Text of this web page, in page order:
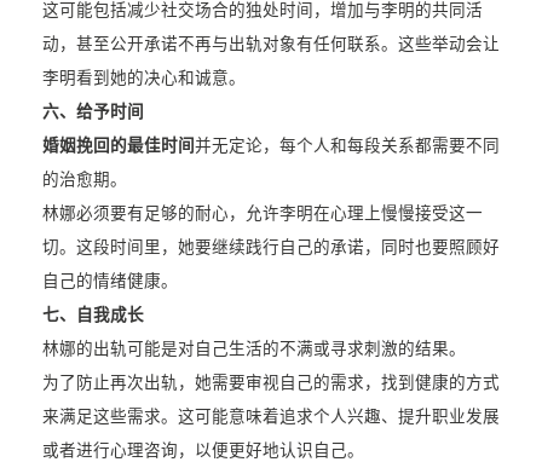
这可能包括减少社交场合的独处时间，增加与李明的共同活
动，甚至公开承诺不再与出轨对象有任何联系。这些举动会让
李明看到她的决心和诚意。
六、给予时间
婚姻挽回的最佳时间 并无定论，每个人和每段关系都需要不同
的治愈期。
林娜必须要有足够的耐心，允许李明在心理上慢慢接受这一
切。这段时间里，她要继续践行自己的承诺，同时也要照顾好
自己的情绪健康。
七、自我成长
林娜的出轨可能是对自己生活的不满或寻求刺激的结果。
为了防止再次出轨，她需要审视自己的需求，找到健康的方式
来满足这些需求。这可能意味着追求个人兴趣、提升职业发展
或者进行心理咨询，以便更好地认识自己。